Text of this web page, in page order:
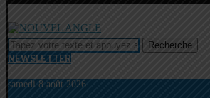
Recherche
NEWSLETTER
samedi 8 août 2026